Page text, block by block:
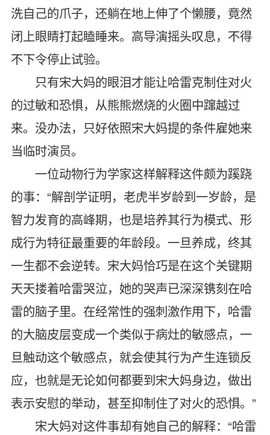
洗自己的爪子，还躺在地上伸了个懒腰，竟然
闭上眼睛打起瞌睡来。高导演摇头叹息，不得
不下令停止试验。
只有宋大妈的眼泪才能让哈雷克制住对火
的过敏和恐惧，从熊熊燃烧的火圈中蹿越过
来。没办法，只好依照宋大妈提的条件雇她来
当临时演员。
一位动物行为学家这样解释这件颇为蹊跷
的事：“解剖学证明，老虎半岁龄到一岁龄，是
智力发育的高峰期，也是培养其行为模式、形
成行为特征最重要的年龄段。一旦养成，终其
一生都不会逆转。宋大妈恰巧是在这个关键期
天天搂着哈雷哭泣，她的哭声已深深镌刻在哈
雷的脑子里。在经常性的强刺激作用下，哈雷
的大脑皮层变成一个类似于病灶的敏感点，一
旦触动这个敏感点，就会使其行为产生连锁反
应，也就是无论如何都要到宋大妈身边，做出
表示安慰的举动，甚至抑制住了对火的恐惧。”
宋大妈对这件事却有她自己的解释：“哈雷